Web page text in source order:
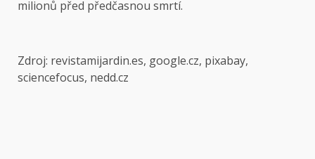
milionů před předčasnou smrtí.
Zdroj: revistamijardin.es, google.cz, pixabay,
sciencefocus, nedd.cz